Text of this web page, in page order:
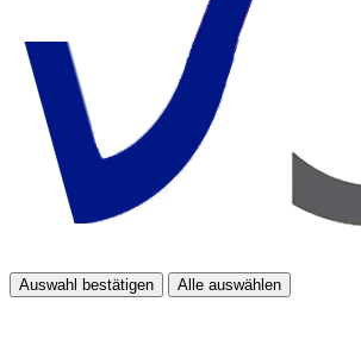
Auswahl bestätigen Alle auswählen